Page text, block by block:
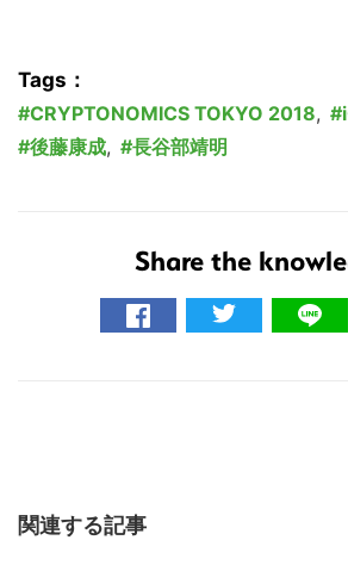
Tags：
CRYPTONOMICS TOKYO 2018,
後藤康成, 長谷部靖明
Share the
関連する記事